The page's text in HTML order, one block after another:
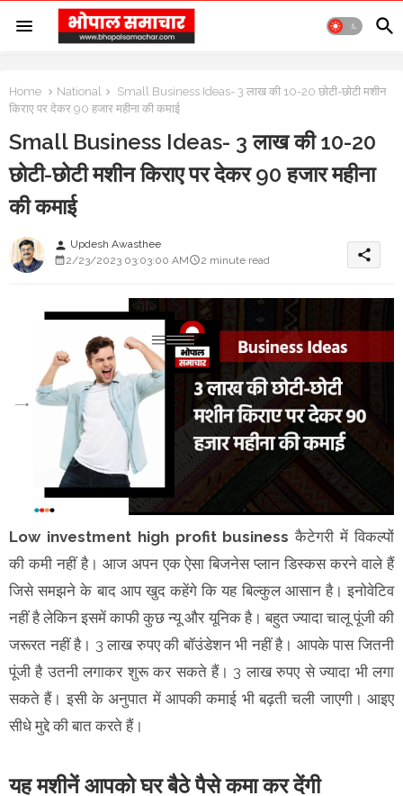
Home National
Small Business Ideas- 3 लाख की 10-20 छोटी-छोटी मशीन
किराए पर देकर 90 हजार महीना की कमाई
Small Business Ideas- 3 लाख की 10-20
छोटी-छोटी मशीन किराए पर देकर 90 हजार महीना
की कमाई
person Updesh Awasthee
2/23/2023 03:03:00 AM
2 minute read share
Low investment high profit business कैटेगरी में विकल्पों
की कमी नहीं है। आज अपन एक ऐसा बिजनेस प्लान डिस्कस करने वाले हैं
जिसे समझने के बाद आप खुद कहेंगे कि यह बिल्कुल आसान है। इनोवेटिव
नहीं है लेकिन इसमें काफी कुछ न्यू और यूनिक है। बहुत ज्यादा चालू पूंजी की
जरूरत नहीं है। 3 लाख रुपए की बॉउंडेशन भी नहीं है। आपके पास जितनी
पूंजी है उतनी लगाकर शुरू कर सकते हैं। 3 लाख रुपए से ज्यादा भी लगा
सकते हैं। इसी के अनुपात में आपकी कमाई भी बढ़ती चली जाएगी। आइए
सीधे मुद्दे की बात करते हैं।
यह मशीनें आपको घर बैठे पैसे कमा कर देंगी